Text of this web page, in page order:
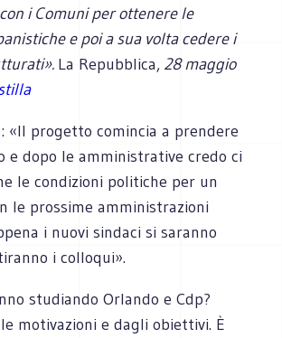
i Comuni per ottenere le
e poi a sua volta cedere i
La Repubblica, 28 maggio
«Il progetto comincia a prendere
e dopo le amministrative credo ci
le condizioni politiche per un
le prossime amministrazioni
i nuovi sindaci si saranno
i colloqui».
studiando Orlando e Cdp?
motivazioni e dagli obiettivi. È